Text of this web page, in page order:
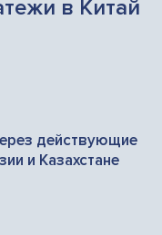
в Китай
действующие
и Казахстане